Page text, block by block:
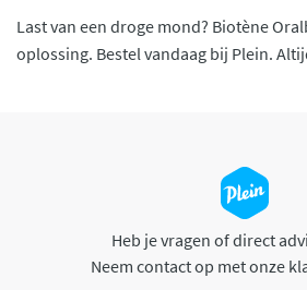
Last van een droge mond? Biotène
oplossing. Bestel vandaag bij Plein.
Heb je vragen of direct
Neem contact op met onze